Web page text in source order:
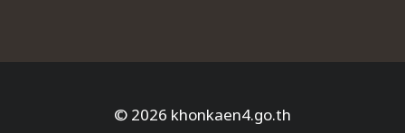
© 2026 khonkaen4.go.th